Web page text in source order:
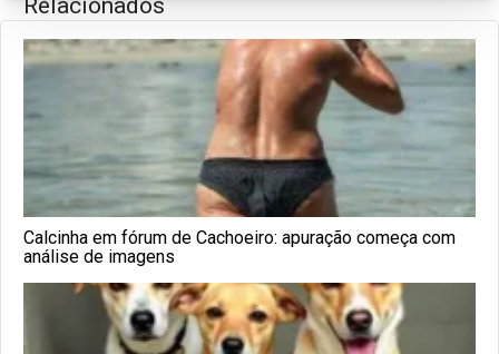
Calcinha em fórum de Cachoeiro: apuração começa com
análise de imagens